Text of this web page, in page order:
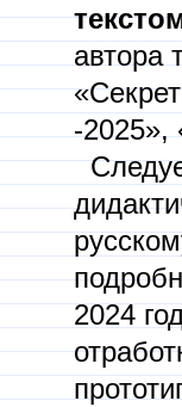
автора
-2025»,
2024